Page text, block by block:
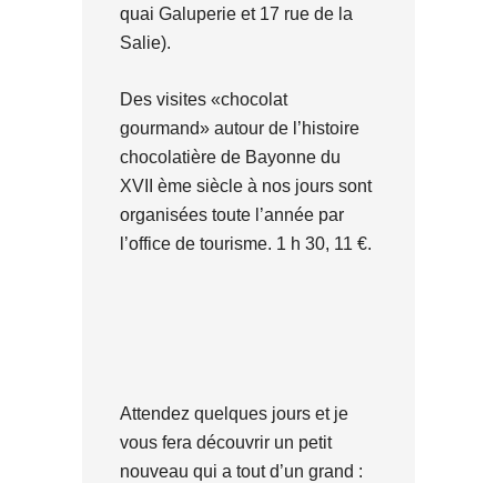
quai Galuperie et 17 rue de la
Salie).
Des visites «chocolat
gourmand» autour de l’histoire
chocolatière de Bayonne du
XVII ème siècle à nos jours sont
organisées toute l’année par
l’office de tourisme. 1 h 30, 11 €.
Attendez quelques jours et je
vous fera découvrir un petit
nouveau qui a tout d’un grand :